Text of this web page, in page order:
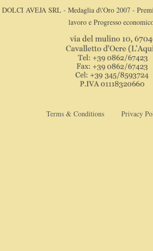
DOLCI AVEJA SRL - Medaglia d\'Oro 2007 -
lavoro e Progresso
Terms & Conditions Privacy